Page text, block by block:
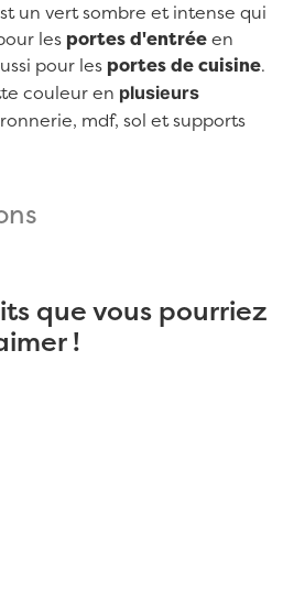
un vert sombre et intense qui
les portes d'entrée en
pour les portes de cuisine.
couleur en plusieurs
mdf, sol et supports
que vous pourriez
!